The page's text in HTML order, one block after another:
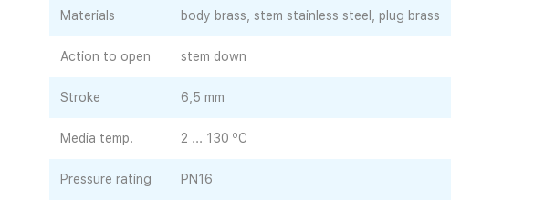
Materials body brass, stem stainless steel, plug brass
Action to open stem down
Stroke 6,5 mm
Media temp. 2 ... 130 oC
Pressure rating PN16